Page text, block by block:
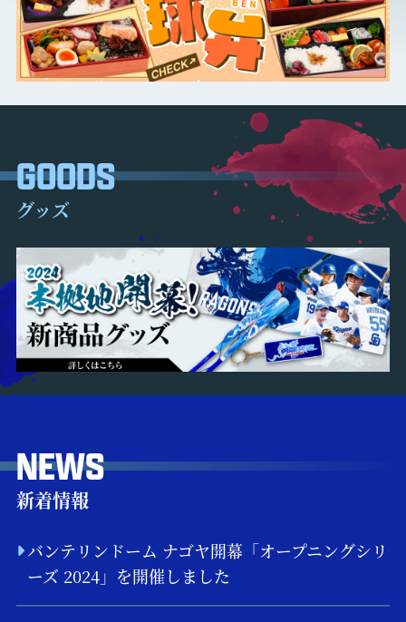
GOODS
グッズ
NEWS
新着情報
バンテリンドーム ナゴヤ開幕「オープニングシリ
ーズ 2024」を開催しました